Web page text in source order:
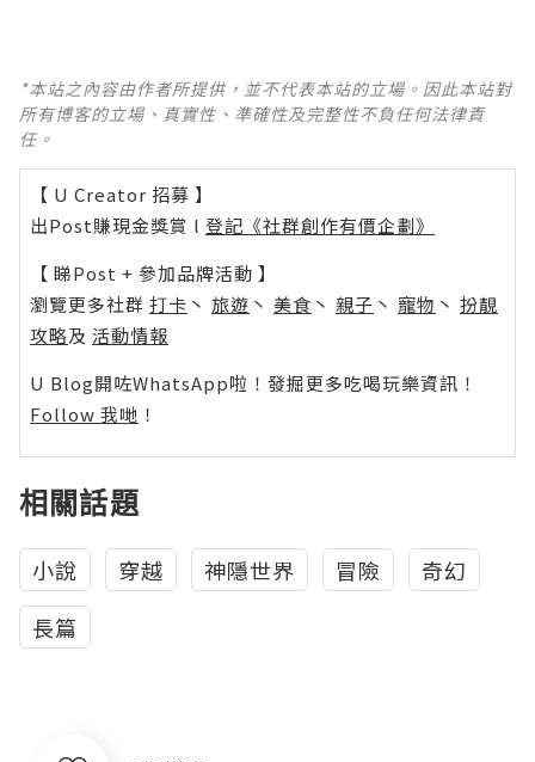
*本站之內容由作者所提供，並不代表本站的立場。因此本站對
所有博客的立場、真實性、準確性及完整性不負任何法律責
任。
【 U Creator 招募 】
出Post賺現金獎賞 l 登記《社群創作有價企劃》
【 睇Post + 參加品牌活動 】
瀏覽更多社群 打卡 丶 旅遊 丶 美食 丶 親子 丶 寵物 丶 扮靚
攻略及 活動情報
U Blog開咗WhatsApp啦！發掘更多吃喝玩樂資訊！
Follow 我哋 ！
相關話題
小說 穿越 神隱世界 冒險
奇幻
長篇